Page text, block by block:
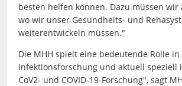
besten helfen können. Dazu müssen
wo wir unser Gesundheits- und
weiterentwickeln müssen."
Die MHH spielt eine bedeutende Rolle
Infektionsforschung und aktuell speziell
CoV2- und COVID-19-Forschung", sagt